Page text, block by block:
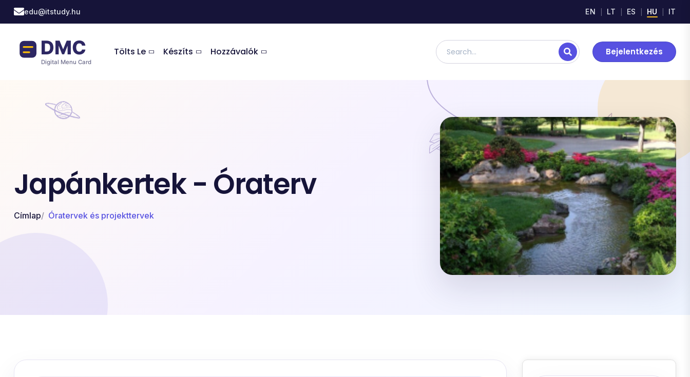
Ugrás a tartalomra
edu@itstudy.hu EN LT ES HU IT
Tölts Le Készíts Hozzávalók Search lesson plans, digital materials, and resources
Bejelentkezés
Japánkertek - Óraterv
Címlap Óratervek és projekttervek